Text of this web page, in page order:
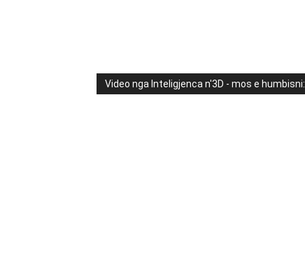
Video nga Inteligjenca n'3D - mos e humbisni: